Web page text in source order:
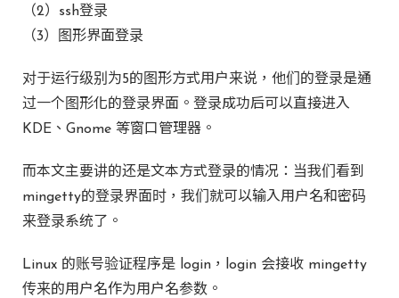
（2）ssh登录
（3）图形界面登录
对于运行级别为5的图形方式用户来说，他们的登录是通
过一个图形化的登录界面。登录成功后可以直接进入
KDE、Gnome 等窗口管理器。
而本文主要讲的还是文本方式登录的情况：当我们看到
mingetty的登录界面时，我们就可以输入用户名和密码
来登录系统了。
Linux 的账号验证程序是 login，login 会接收 mingetty
传来的用户名作为用户名参数。